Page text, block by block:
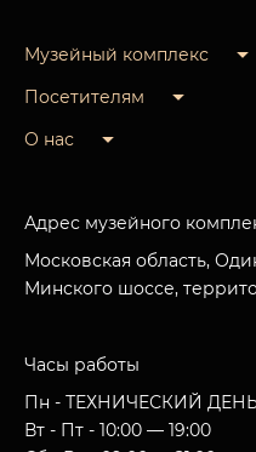
Музейный комплекс
Посетителям
О нас
Адрес музейного
Московская область,
Минского шоссе,
Часы работы
Пн - ТЕХНИЧЕСКИЙ
Вт - Пт - 10:00 — 19:00